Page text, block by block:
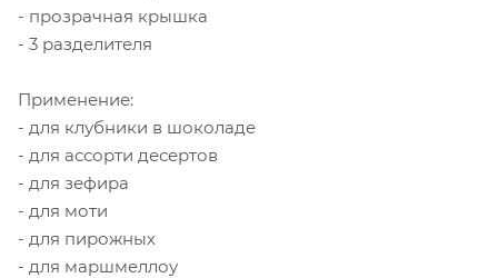
- прозрачная крышка
- 3 разделителя
Применение:
- для клубники в шоколаде
- для ассорти десертов
- для зефира
- для моти
- для пирожных
- для маршмеллоу